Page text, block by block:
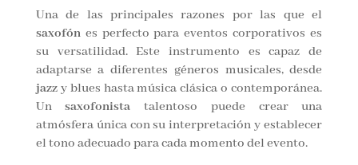
Una de las principales razones por las que el
saxofónes perfecto para eventos corporativos es
su versatilidad. Este instrumento es capaz de
adaptarse a diferentes géneros musicales, desde
jazzy blues hasta música clásica o contemporánea.
Unsaxofonista talentoso puede crear una
atmósfera única con su interpretación y establecer
el tono adecuado para cada momento del evento.